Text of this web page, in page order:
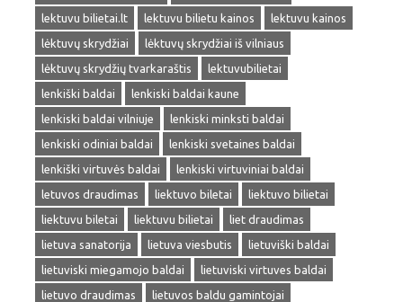
lektuvu bilietai.lt
lektuvu bilietu kainos
lektuvu kainos
lėktuvų skrydžiai
lėktuvų skrydžiai iš vilniaus
lėktuvų skrydžių tvarkaraštis
lektuvubilietai
lenkiški baldai
lenkiski baldai kaune
lenkiski baldai vilniuje
lenkiski minksti baldai
lenkiski odiniai baldai
lenkiski svetaines baldai
lenkiški virtuvės baldai
lenkiski virtuviniai baldai
letuvos draudimas
liektuvo biletai
liektuvo bilietai
liektuvu biletai
liektuvu bilietai
liet draudimas
lietuva sanatorija
lietuva viesbutis
lietuviški baldai
lietuviski miegamojo baldai
lietuviski virtuves baldai
lietuvo draudimas
lietuvos baldu gamintojai